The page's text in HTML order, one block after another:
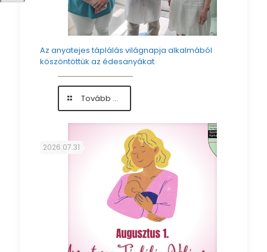
Az anyatejes táplálás világnapja alkalmából
köszöntöttük az édesanyákat
Tovább ...-
Az
anyatejes
táplálás
világnapja
alkalmából
köszöntöttük
az
édesanyákat
2026.07.31